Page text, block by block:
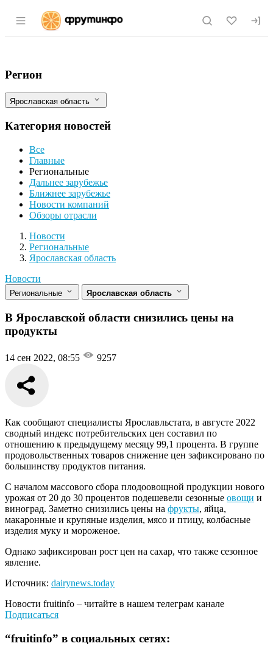
Раздел навигации по сайту fruitinfo.ru
В Ярославской области снизились
Фильтры
Регион
Ярославская область
Категория новостей
Все
Главные
Региональные
Дальнее зарубежье
Ближнее зарубежье
Новости компаний
Обзоры отрасли
Новости
Разделы
Новости
Региональные
Ярославская область
Новости
Региональные Ярославская область
В Ярославской области снизились цены на
продукты
14 сен 2022, 08:55 9257
Как сообщают специалисты Ярославльстата, в августе 2022
сводный индекс потребительских цен составил по
отношению к предыдущему месяцу 99,1 процента. В группе
продовольственных товаров снижение цен зафиксировано по
большинству продуктов питания.
С началом массового сбора плодоовощной продукции нового
урожая от 20 до 30 процентов подешевели сезонные овощи и
виноград. Заметно снизились цены на фрукты, яйца,
макаронные и крупяные изделия, мясо и птицу, колбасные
изделия муку и мороженое.
Однако зафиксирован рост цен на сахар, что также сезонное
явление.
Источник: dairynews.today
Новости fruitinfo – читайте в нашем телеграм канале
Подписаться
“fruitinfo” в социальных сетях: